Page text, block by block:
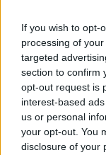
If you wish to opt-
processing of
targeted
section to confirm
opt-out request is
interest-based
us or personal
your opt-out. You
disclosure of your